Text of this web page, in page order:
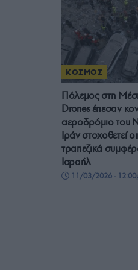
ΚΟΣΜΟΣ
Πόλεμος στη
Drones έπεσαν
αεροδρόμιο του
Ιράν στοχοθετεί
τραπεζικά
Ισραήλ
11/03/2026 -